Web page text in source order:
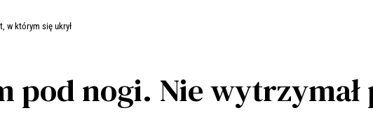
w którym się ukrył
pod nogi. Nie